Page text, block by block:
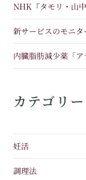
NHK『タモリ・山
新サービスのモニ
内臓脂肪減少薬「
カテゴリー
妊活
調理法